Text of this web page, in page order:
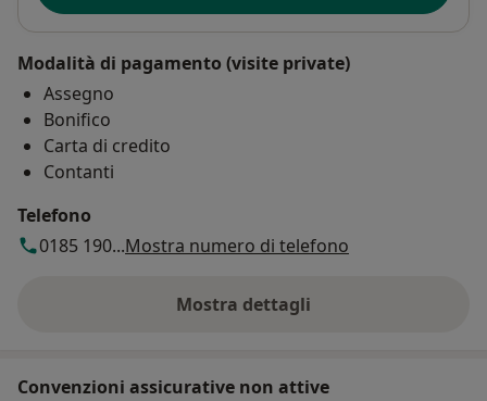
Modalità di pagamento (visite private)
Assegno
Bonifico
Carta di credito
Contanti
Telefono
0185 190...Mostra numero di telefono
Mostra dettagli
sull'indirizzo
Convenzioni assicurative non attive